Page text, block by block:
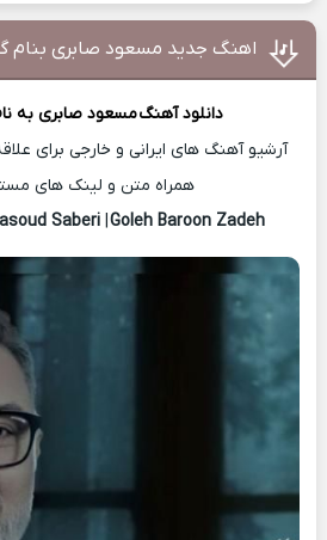
اهنگ جدید مسعود صابری بنام
دانلود آهنگمسعود صابری به
آرشیو آهنگ های ایرانی و خارجی برای
همراه متن و لینک های
Download Music
Saberi|Goleh Baroon Zadeh